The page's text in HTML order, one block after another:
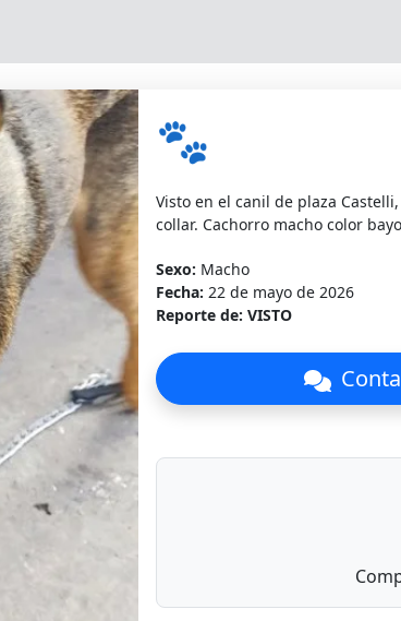
🐾
Visto en el canil de plaza
collar. Cachorro macho color
Sexo: Macho
Fecha: 22 de mayo de 2026
Reporte de: VISTO